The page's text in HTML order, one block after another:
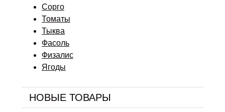
Сорго
Томаты
Тыква
Фасоль
Физалис
Ягоды
НОВЫЕ ТОВАРЫ